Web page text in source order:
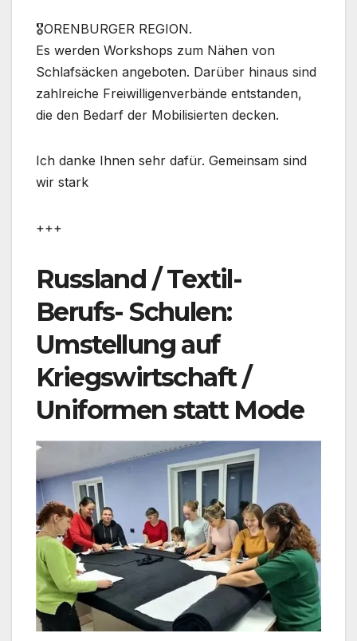
🎖ORENBURGER REGION.
Es werden Workshops zum Nähen von
Schlafsäcken angeboten. Darüber hinaus sind
zahlreiche Freiwilligenverbände entstanden,
die den Bedarf der Mobilisierten decken.
Ich danke Ihnen sehr dafür. Gemeinsam sind
wir stark
+++
Russland / Textil-
Berufs- Schulen:
Umstellung auf
Kriegswirtschaft /
Uniformen statt Mode